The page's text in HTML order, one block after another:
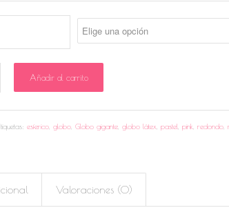
Añadir al carrito
esferico ,globo ,Globo gigante ,globo látex ,pastel ,pink ,redondo ,
Valoraciones (0)